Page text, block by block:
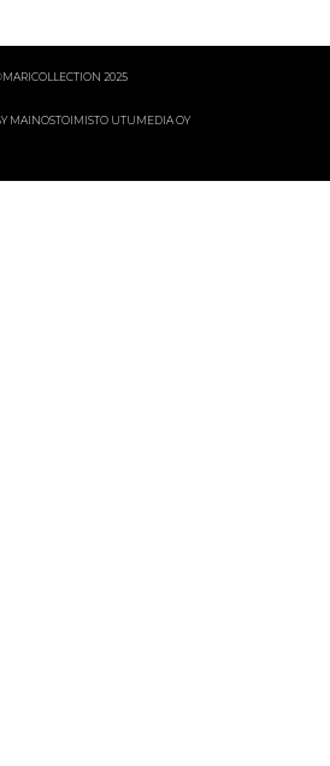
2025
MAINOSTOIMISTO UTUMEDIA OY